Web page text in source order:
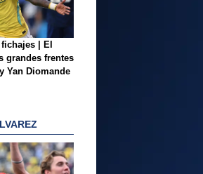
| El
grandes frentes
Yan Diomande